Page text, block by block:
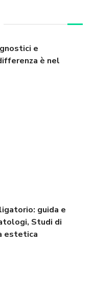
e
è nel
guida e
Studi di
estetica